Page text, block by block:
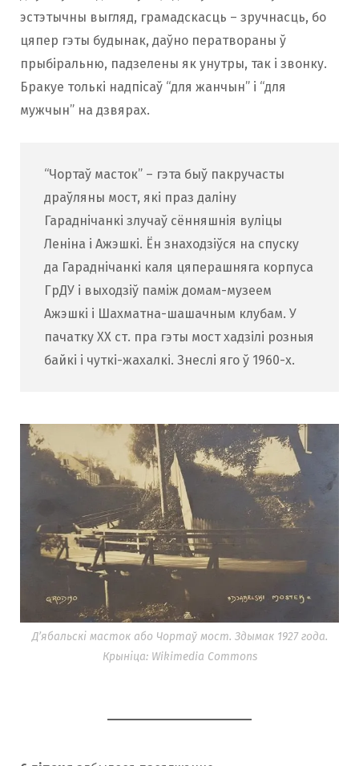
эстэтычны выгляд, грамадскасць – зручнасць, бо
цяпер гэты будынак, даўно ператвораны ў
прыбіральню, падзелены як унутры, так і звонку.
Бракуе толькі надпісаў “для жанчын” і “для
мужчын” на дзвярах.
“Чортаў масток” – гэта быў пакручасты
драўляны мост, які праз даліну
Гараднічанкі злучаў сённяшнія вуліцы
Леніна і Ажэшкі. Ён знаходзіўся на спуску
да Гараднічанкі каля цяперашняга корпуса
ГрДУ і выходзіў паміж домам-музеем
Ажэшкі і Шахматна-шашачным клубам. У
пачатку XX ст. пра гэты мост хадзілі розныя
байкі і чуткі-жахалкі. Знеслі яго ў 1960-х.
Д’ябальскі масток або Чортаў мост. Здымак 1927 года.
Крыніца: Wikimedia Commons